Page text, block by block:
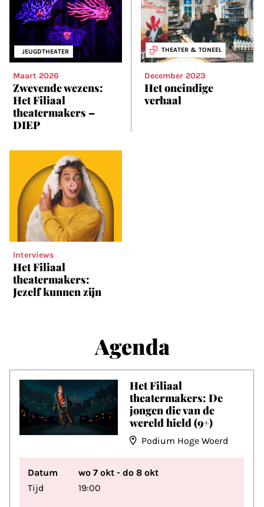
JEUGDTHEATER
Maart 2026
Zwevende wezens:
Het Filiaal
theatermakers –
DIEP
THEATER & TONEEL
December 2023
Het oneindige
verhaal
Interviews
Het Filiaal
theatermakers:
Jezelf kunnen zijn
Agenda
Het Filiaal
theatermakers: De
jongen die van de
wereld hield (9+)
Podium Hoge Woerd
Datum
wo 7 okt - do 8 okt
Tijd
19:00